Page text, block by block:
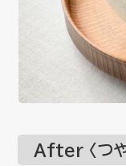
After 〈つや